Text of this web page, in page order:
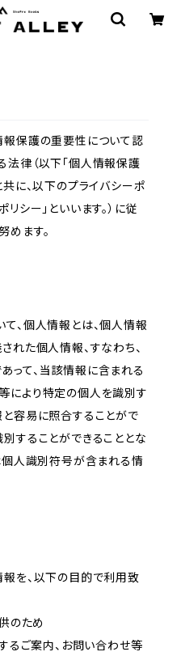
報保護の重要性について認
法律（以下「個人情報保護
共に、以下のプライバシーポ
シー」といいます。）に従
めます。
、個人情報とは、個人情報
れた個人情報、すなわち、
って、当該情報に含まれる
により特定の個人を識別す
と容易に照合することがで
することができることとな
個人識別符号が含まれる情
報を、以下の目的で利用致
のため
るご案内、お問い合わせ等